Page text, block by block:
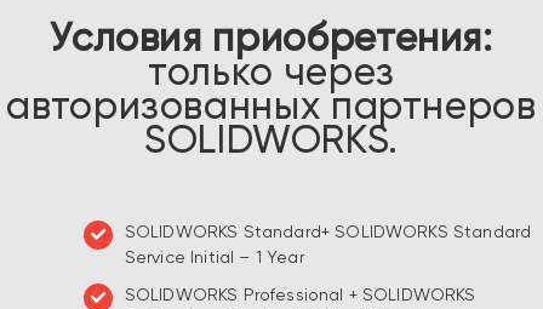
Условия приобретения:
только через
авторизованных партнеров
SOLIDWORKS.
SOLIDWORKS Standard+ SOLIDWORKS Standard
Service Initial – 1 Year
SOLIDWORKS Professional + SOLIDWORKS